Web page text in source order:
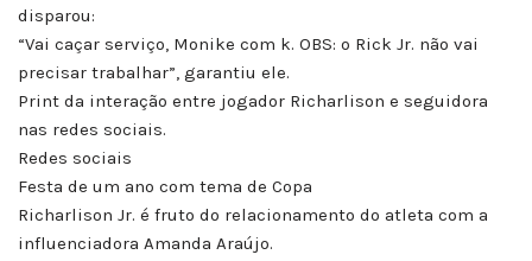
disparou:
“Vai caçar serviço, Monike com k. OBS: o Rick Jr. não vai
precisar trabalhar”, garantiu ele.
Print da interação entre jogador Richarlison e seguidora
nas redes sociais.
Redes sociais
Festa de um ano com tema de Copa
Richarlison Jr. é fruto do relacionamento do atleta com a
influenciadora Amanda Araújo.